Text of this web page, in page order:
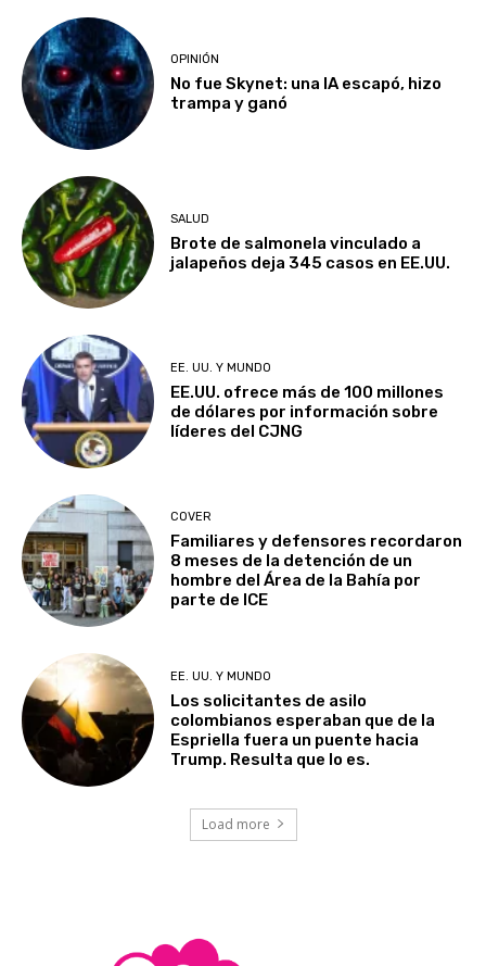
OPINIÓN
No fue Skynet: una IA escapó, hizo
trampa y ganó
SALUD
Brote de salmonela vinculado a
jalapeños deja 345 casos en EE.UU.
EE. UU. Y MUNDO
EE.UU. ofrece más de 100 millones
de dólares por información sobre
líderes del CJNG
COVER
Familiares y defensores recordaron
8 meses de la detención de un
hombre del Área de la Bahía por
parte de ICE
EE. UU. Y MUNDO
Los solicitantes de asilo
colombianos esperaban que de la
Espriella fuera un puente hacia
Trump. Resulta que lo es.
Load more